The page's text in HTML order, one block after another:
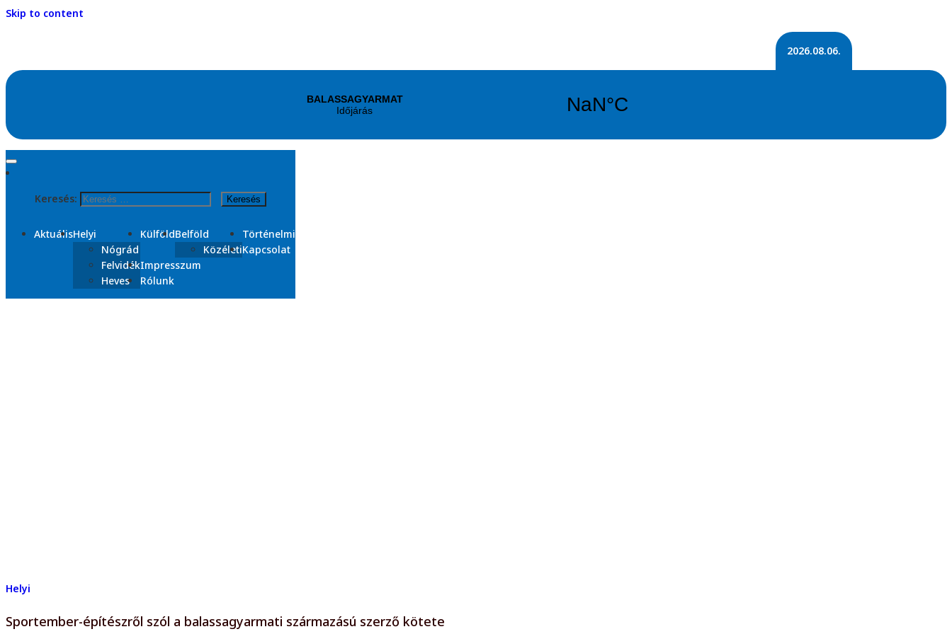
Skip to content
2026.08.06.
Keresés:
AktuálisHelyi
Nógrád
Felvidék
Heves
KülföldBelföld
Közéleti
Történelmi
Kapcsolat
Impresszum
Rólunk
április
Nap:2025. április 24.
Helyi
Sportember-építészről szól a balassagyarmati származású szerző kötete